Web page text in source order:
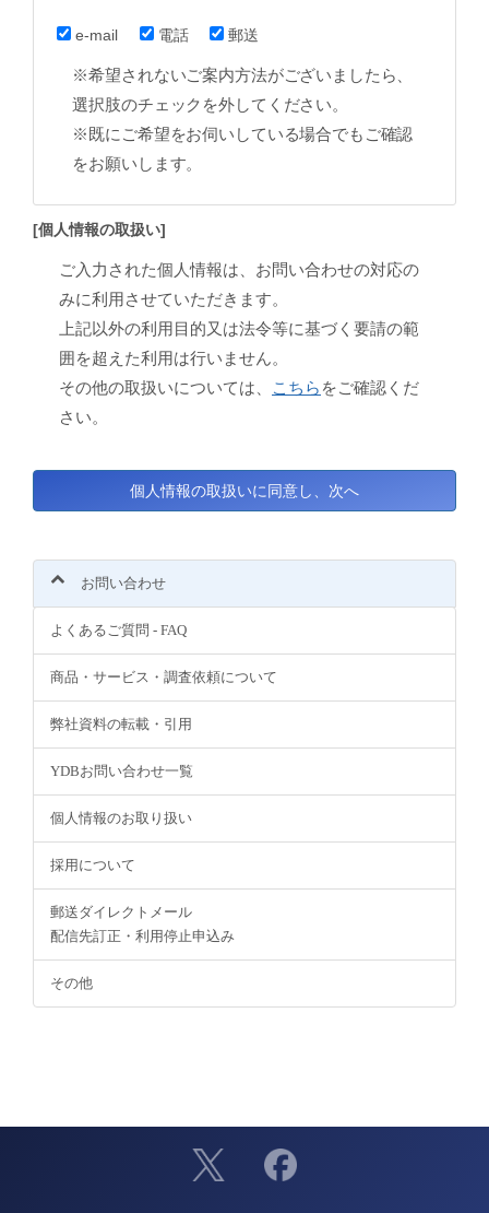
e-mail 電話 郵送
※希望されないご案内方法がございましたら、
選択肢のチェックを外してください。
※既にご希望をお伺いしている場合でもご確認
をお願いします。
[個人情報の取扱い]
ご入力された個人情報は、お問い合わせの対応の
みに利用させていただきます。
上記以外の利用目的又は法令等に基づく要請の範
囲を超えた利用は行いません。
その他の取扱いについては、
こちら をご確認くだ
さい。
お問い合わせ
よくあるご質問 - FAQ
商品・サービス・調査依頼について
弊社資料の転載・引用
YDBお問い合わせ一覧
個人情報のお取り扱い
採用について
郵送ダイレクトメール
配信先訂正・利用停止申込み
その他